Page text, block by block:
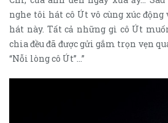
nghe tôi hát cô Út vô cùng xúc
hát này. Tất cả những gì cô Út
chia đều đã được gửi gắm trọn vẹn
“Nỗi lòng cô Út”…”